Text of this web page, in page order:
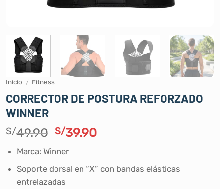
Inicio / Fitness
CORRECTOR DE POSTURA REFORZADO
WINNER
S/49.90 El
original
era:
S/49.90.
S/39.90El
es:
Marca: Winner
Soporte dorsal en “X” con bandas elásticas
entrelazadas